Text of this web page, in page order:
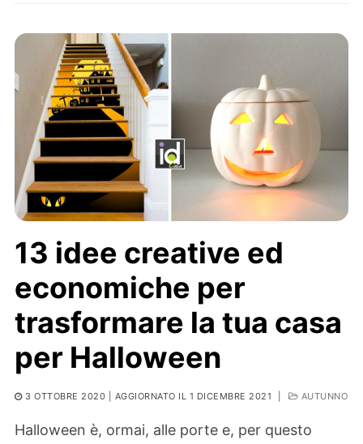
13 idee creative ed
economiche per
trasformare la tua casa
per Halloween
3 OTTOBRE 2020 | AGGIORNATO IL 1 DICEMBRE 2021 AUTUNNO
Halloween è, ormai, alle porte e, per questo